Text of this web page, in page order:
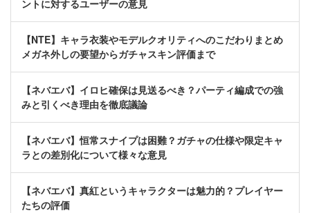
ントに対するユーザーの意見
【NTE】キャラ衣装やモデルクオリティへのこだわりまとめ
メガネ外しの要望からガチャスキン評価まで
【ネバエバ】イロヒ確保は見送るべき？パーティ編成での強
みと引くべき理由を徹底議論
【ネバエバ】恒常スナイプは困難？ガチャの仕様や限定キャ
ラとの差別化について様々な意見
【ネバエバ】真紅というキャラクターは魅力的？プレイヤー
たちの評価